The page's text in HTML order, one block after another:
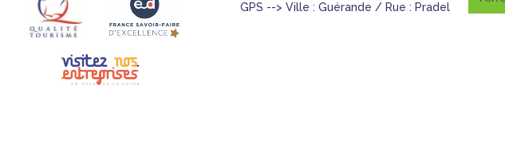
GPS --> Ville : Guérande / Rue : Pradel